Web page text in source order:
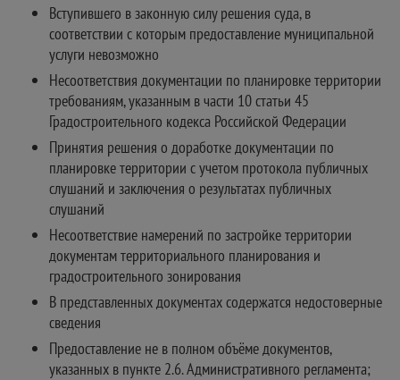
Вступившего в законную силу решения суда, в
соответствии с которым предоставление муниципальной
услуги невозможно
Несоответствия документации по планировке территории
требованиям, указанным в части 10 статьи 45
Градостроительного кодекса Российской Федерации
Принятия решения о доработке документации по
планировке территории с учетом протокола публичных
слушаний и заключения о результатах публичных
слушаний
Несоответствие намерений по застройке территории
документам территориального планирования и
градостроительного зонирования
В представленных документах содержатся недостоверные
сведения
Предоставление не в полном объёме документов,
указанных в пункте 2.6. Административного регламента;